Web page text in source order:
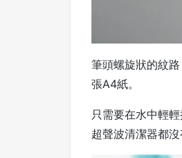
筆頭螺旋狀的紋
張A4紙。
只需要在水中輕
超聲波清潔器都沒